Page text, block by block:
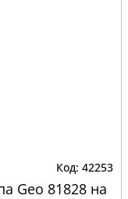
42253
Geo 81828 на